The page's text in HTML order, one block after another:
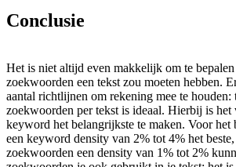
Conclusie
Het is niet altijd even makkelijk om te bepalen
zoekwoorden een tekst zou moeten hebben.
aantal richtlijnen om rekening mee te houden:
zoekwoorden per tekst is ideaal. Hierbij is het
keyword het belangrijkste te maken. Voor
een keyword density van 2% tot 4% het
zoekwoorden een density van 1% tot 2%